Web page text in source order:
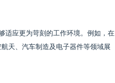
适应更为苛刻的工作环境。例如，在
天、汽车制造及电子器件等领域展